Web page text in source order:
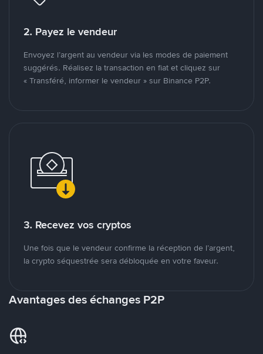
2. Payez le vendeur
Envoyez l’argent au vendeur via les modes de paiement
suggérés. Réalisez la transaction en fiat et cliquez sur
« Transféré, informer le vendeur » sur Binance P2P.
3. Recevez vos cryptos
Une fois que le vendeur confirme la réception de l’argent,
la crypto séquestrée sera débloquée en votre faveur.
Avantages des échanges P2P